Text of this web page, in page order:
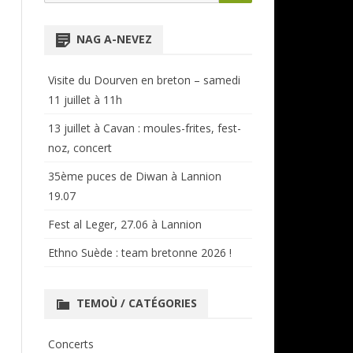
for:
NAG A-NEVEZ
Visite du Dourven en breton – samedi
11 juillet à 11h
13 juillet à Cavan : moules-frites, fest-
noz, concert
35ème puces de Diwan à Lannion
19.07
Fest al Leger, 27.06 à Lannion
Ethno Suède : team bretonne 2026 !
TEMOÙ / CATÉGORIES
Concerts